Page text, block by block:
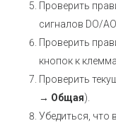
Проверить
сигналов DO/
Проверить
кнопок к
Проверить
→ Общая).
Убедиться, что